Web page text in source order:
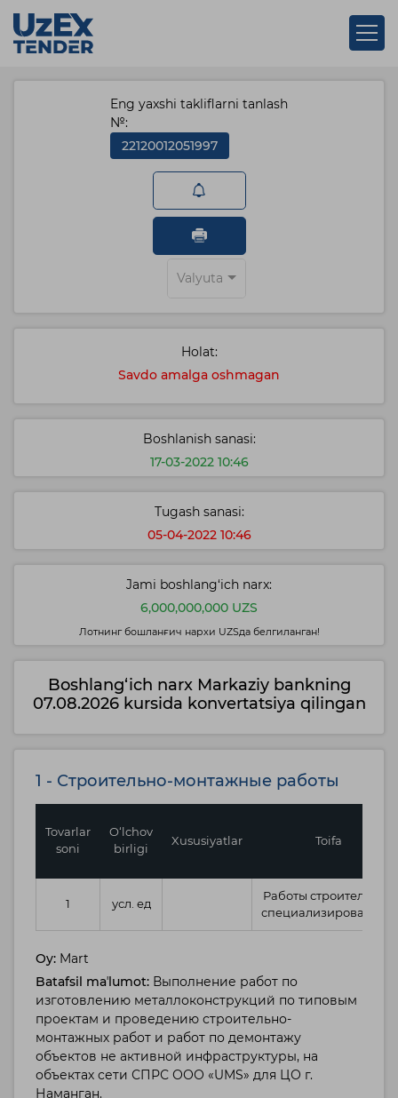
Eng yaxshi takliflarni tanlash
№:
22120012051997
Valyuta
Holat:
Savdo amalga oshmagan
Boshlanish sanasi:
17-03-2022 10:46
Tugash sanasi:
05-04-2022 10:46
Jami boshlang‘ich narx:
6,000,000,000 UZS
Лотнинг бошланғич нархи UZSда белгиланган!
Boshlang‘ich narx Markaziy bankning
07.08.2026 kursida konvertatsiya qilingan
1 - Строительно-монтажные работы
Tovarlar
soni
O‘lchov
birligi
Xususiyatlar Toifa
1 усл. ед
Работы строительные
специализированные
Oy: Mart
Batafsil maʼlumot: Выполнение работ по
изготовлению металлоконструкций по типовым
проектам и проведению строительно-
монтажных работ и работ по демонтажу
объектов не активной инфраструктуры, на
объектах сети СПРС ООО «UMS» для ЦО г.
Наманган.